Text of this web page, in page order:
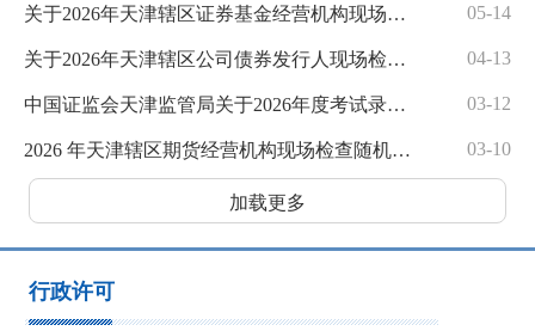
关于2026年天津辖区证券基金经营机构现场检查随机抽查名单的公示 05-14
关于2026年天津辖区公司债券发行人现场检查随机抽查名单的公示 04-13
中国证监会天津监管局关于2026年度考试录用公务员面试公告 03-12
2026 年天津辖区期货经营机构现场检查随机抽取结果公示 03-10
加载更多
行政许可